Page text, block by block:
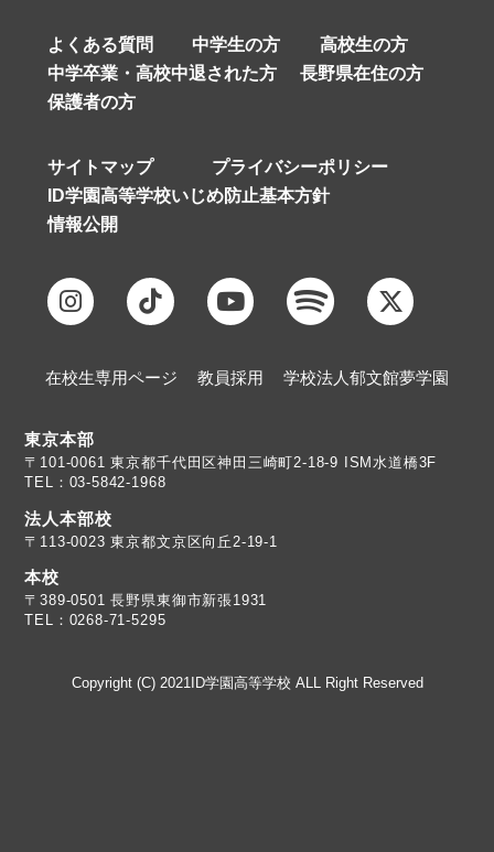
よくある質問 中学生の方
高校生の方
中学卒業・高校中退された方
長野県在住の方
保護者の方
サイトマップ
プライバシーポリシー
ID学園高等学校いじめ防止基本方針
情報公開
在校生専用ページ 教員採用 学校法人郁文館夢学園
東京本部
TEL：03-5842-1968
法人本部校
〒113-0023 東京都文京区向丘2-19-1
本校
TEL：0268-71-5295
Copyright (C) 2021ID学園高等学校 ALL Right Reserved